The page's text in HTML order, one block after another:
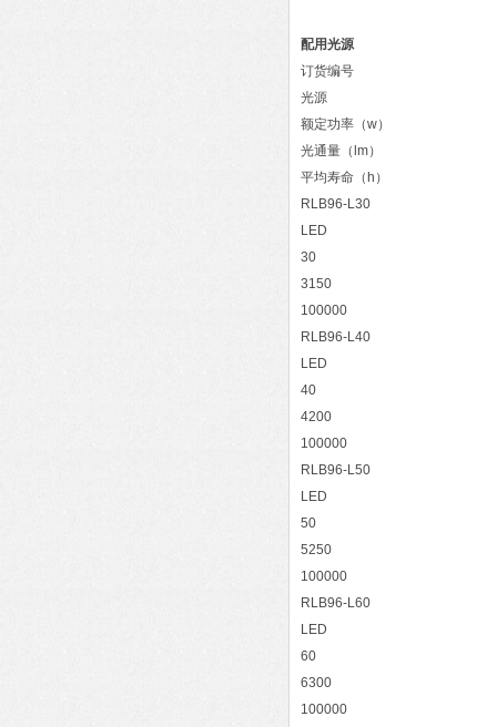
配用光源
订货编号
光源
额定功率（w）
光通量（lm）
平均寿命（h）
RLB96-L30
LED
30
3150
100000
RLB96-L40
LED
40
4200
100000
RLB96-L50
LED
50
5250
100000
RLB96-L60
LED
60
6300
100000